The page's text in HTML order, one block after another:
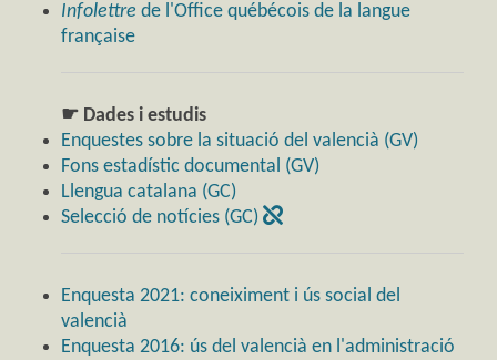
Infolettre de l'Office québécois de la langue
française
☛ Dades i estudis
Enquestes sobre la situació del valencià (GV)
Fons estadístic documental (GV)
Llengua catalana (GC)
Selecció de notícies (GC)
Enquesta 2021: coneiximent i ús social del
valencià
Enquesta 2016: ús del valencià en l'administració